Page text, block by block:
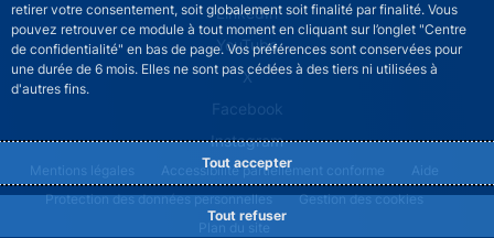
retirer votre consentement, soit globalement soit finalité par finalité. Vous
pouvez retrouver ce module à tout moment en cliquant sur l’onglet "Centre
de confidentialité" en bas de page. Vos préférences sont conservées pour
une durée de 6 mois. Elles ne sont pas cédées à des tiers ni utilisées à
d'autres fins.
Tout accepter
Tout refuser
LinkedIn
YouTube
X
Facebook
Instagram
ACPR footer legal notice menu
Mentions légales Accessibilité partiellement conforme
Aide
Protection des données personnelles
Gestion des cookies
Plan du site